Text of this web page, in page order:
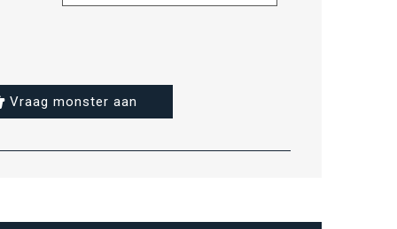
Vraag monster aan